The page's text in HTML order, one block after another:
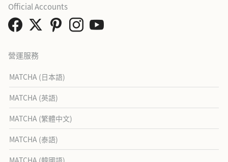
營運服務
MATCHA (日本語)
MATCHA (英語)
MATCHA (繁體中文)
MATCHA (泰語)
MATCHA (韓國語)
Official Accounts